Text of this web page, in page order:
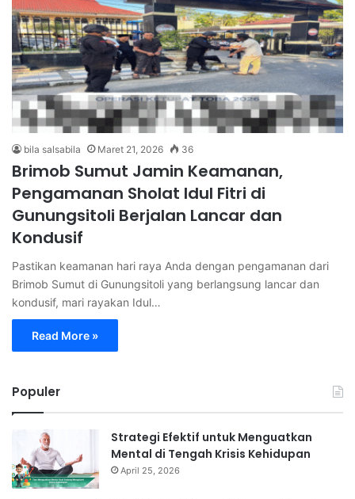
bila salsabila Maret 21, 2026 36
Brimob Sumut Jamin Keamanan,
Pengamanan Sholat Idul Fitri di
Gunungsitoli Berjalan Lancar dan
Kondusif
Pastikan keamanan hari raya Anda dengan pengamanan dari
Brimob Sumut di Gunungsitoli yang berlangsung lancar dan
kondusif, mari rayakan Idul…
Read More »
Populer
Strategi Efektif untuk Menguatkan
Mental di Tengah Krisis Kehidupan
April 25, 2026